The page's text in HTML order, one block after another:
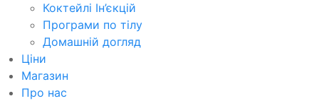
Коктейлі Ін’єкцій
Програми по тілу
Домашній догляд
Ціни
Магазин
Про нас